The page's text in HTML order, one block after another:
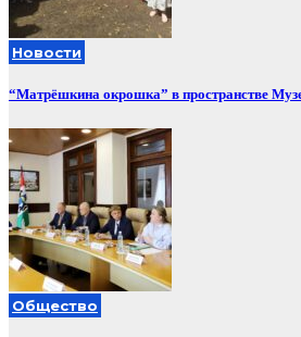
Новости
“Матрёшкина окрошка” в пространстве
Общество